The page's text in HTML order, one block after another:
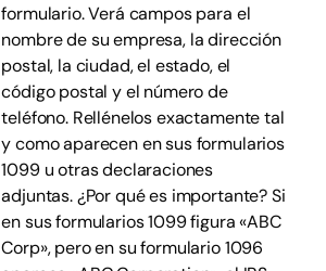
formulario. Verá campos para el
nombre de su empresa, la dirección
postal, la ciudad, el estado, el
código postal y el número de
teléfono. Rellénelos exactamente tal
y como aparecen en sus formularios
1099 u otras declaraciones
adjuntas. ¿Por qué es importante? Si
en sus formularios 1099 figura «ABC
Corp», pero en su formulario 1096